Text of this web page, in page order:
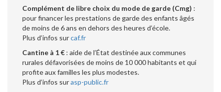
Complément de libre choix du mode de garde (Cmg) :
pour financer les prestations de garde des enfants âgés
de moins de 6 ans en dehors des heures d’école.
Plus d’infos surcaf.fr
Cantine à 1 € : aide de l’État destinée aux communes
rurales défavorisées de moins de 10 000 habitants et qui
profite aux familles les plus modestes.
Plus d’infos surasp-public.fr